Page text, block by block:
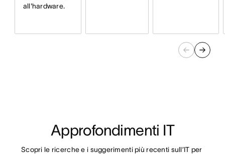
all'hardware.
Approfondimenti IT
Scopri le ricerche e i suggerimenti più recenti sull’IT per